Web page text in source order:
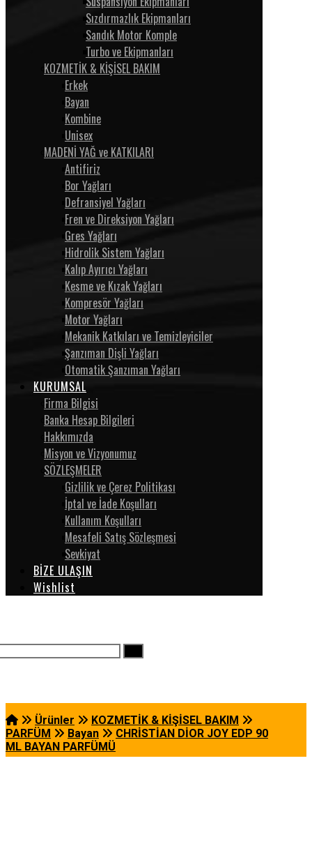
Sızdırmazlık Ekipmanları
Sandık Motor Komple
Turbo ve Ekipmanları
KOZMETİK & KİŞİSEL BAKIM
Erkek
Bayan
Kombine
Unisex
MADENİ YAĞ ve KATKILARI
Antifiriz
Bor Yağları
Defransiyel Yağları
Fren ve Direksiyon Yağları
Gres Yağları
Hidrolik Sistem Yağları
Kalıp Ayırıcı Yağları
Kesme ve Kızak Yağları
Kompresör Yağları
Motor Yağları
Mekanik Katkıları ve Temizleyiciler
Şanzıman Dişli Yağları
Otomatik Şanzıman Yağları
KURUMSAL
Firma Bilgisi
Banka Hesap Bilgileri
Hakkımızda
Misyon ve Vizyonumuz
SÖZLEŞMELER
Gizlilik ve Çerez Politikası
İptal ve İade Koşulları
Kullanım Koşulları
Mesafeli Satış Sözleşmesi
Sevkiyat
BİZE ULAŞIN
Wishlist
Ürünler
KOZMETİK & KİŞİSEL BAKIM
PARFÜM
Bayan
CHRİSTİAN DİOR JOY EDP 90
ML BAYAN PARFÜMÜ